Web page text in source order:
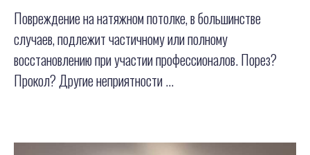
Повреждение на натяжном потолке, в большинстве
случаев, подлежит частичному или полному
восстановлению при участии профессионалов. Порез?
Прокол? Другие неприятности ...